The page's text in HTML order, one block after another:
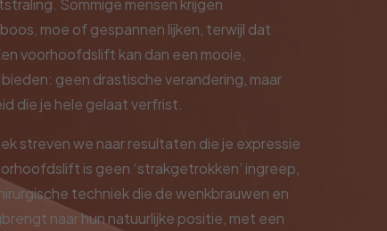
Sommige mensen krijgen
moe of gespannen lijken, terwijl dat
voorhoofdslift kan dan een mooie,
geen drastische verandering, maar
die je hele gelaat verfrist.
streven we naar resultaten die je expressie
is geen ‘strakgetrokken’ ingreep,
techniek die de wenkbrauwen en
naar hun natuurlijke positie, met een